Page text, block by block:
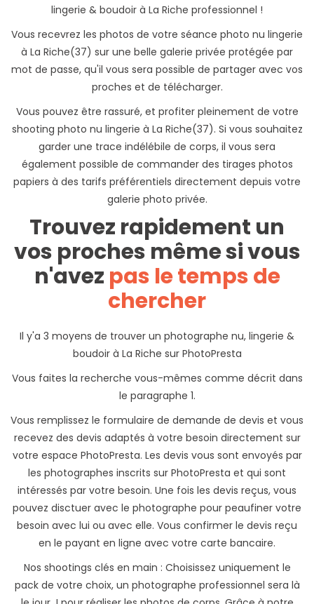
lingerie & boudoir à La Riche professionnel !
Vous recevrez les photos de votre séance photo nu lingerie
à La Riche(37) sur une belle galerie privée protégée par
mot de passe, qu'il vous sera possible de partager avec vos
proches et de télécharger.
Vous pouvez être rassuré, et profiter pleinement de votre
shooting photo nu lingerie à La Riche(37). Si vous souhaitez
garder une trace indélébile de corps, il vous sera
également possible de commander des tirages photos
papiers à des tarifs préférentiels directement depuis votre
galerie photo privée.
Trouvez rapidement un
vos proches même si vous
n'avez pas le temps de
chercher
Il y'a 3 moyens de trouver un photographe nu, lingerie &
boudoir à La Riche sur PhotoPresta
Vous faites la recherche vous-mêmes comme décrit dans
le paragraphe 1.
Vous remplissez le formulaire de demande de devis et vous
recevez des devis adaptés à votre besoin directement sur
votre espace PhotoPresta. Les devis vous sont envoyés par
les photographes inscrits sur PhotoPresta et qui sont
intéressés par votre besoin. Une fois les devis reçus, vous
pouvez disctuer avec le photographe pour peaufiner votre
besoin avec lui ou avec elle. Vous confirmer le devis reçu
en le payant en ligne avec votre carte bancaire.
Nos shootings clés en main : Choisissez uniquement le
pack de votre choix, un photographe professionnel sera là